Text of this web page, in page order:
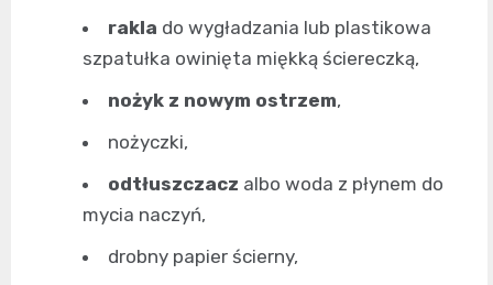
rakla do wygładzania lub plastikowa
szpatułka owinięta miękką ściereczką,
nożyk z nowym ostrzem,
nożyczki,
odtłuszczacz albo woda z płynem do
mycia naczyń,
drobny papier ścierny,